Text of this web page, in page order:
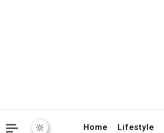
Home Lifestyle